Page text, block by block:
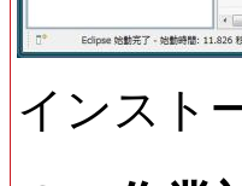
インスト